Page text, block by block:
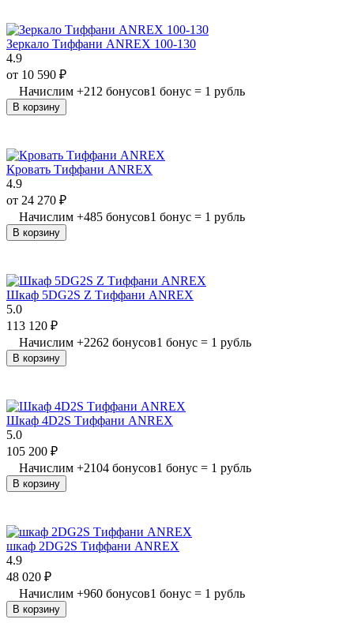
Зеркало Тиффани ANREX 100-130
4.9
от 10 590 ₽
Начислим +212 бонусов1 бонус = 1 рубль
В корзину
Кровать Тиффани ANREX
4.9
от 24 270 ₽
Начислим +485 бонусов1 бонус = 1 рубль
В корзину
Шкаф 5DG2S Z Тиффани ANREX
5.0
113 120 ₽
Начислим +2262 бонусов1 бонус = 1 рубль
В корзину
Шкаф 4D2S Тиффани ANREX
5.0
105 200 ₽
Начислим +2104 бонусов1 бонус = 1 рубль
В корзину
шкаф 2DG2S Тиффани ANREX
4.9
48 020 ₽
Начислим +960 бонусов1 бонус = 1 рубль
В корзину